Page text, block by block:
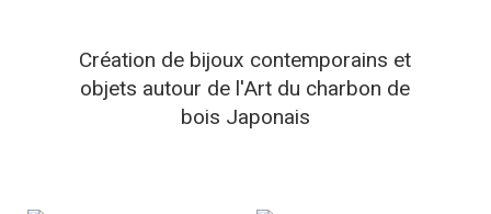
Création de bijoux contemporains et
objets autour de l'Art du charbon de
bois Japonais